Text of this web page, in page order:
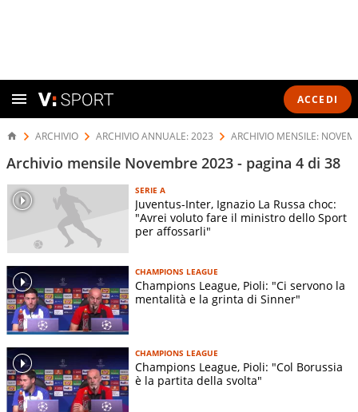
ACCEDI
ARCHIVIO ARCHIVIO ANNUALE: 2023 ARCHIVIO MENSILE:
Archivio mensile Novembre 2023 - pagina 4 di 38
SERIE A
Juventus-Inter, Ignazio La Russa choc:
"Avrei voluto fare il ministro dello Sport
per affossarli"
CHAMPIONS LEAGUE
Champions League, Pioli: "Ci servono la
mentalità e la grinta di Sinner"
CHAMPIONS LEAGUE
Champions League, Pioli: "Col Borussia
è la partita della svolta"